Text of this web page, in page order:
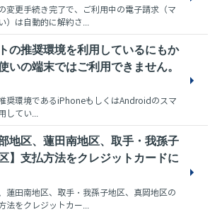
変更手続き完了で、ご利用中の電子請求（マ
）は自動的に解約さ...
の推奨環境を利用しているにもか
いの端末ではご利用できません。
奨環境であるiPhoneもしくはAndroidのスマ
してい...
地区、蓮田南地区、取手・我孫子
】支払方法をクレジットカードに
蓮田南地区、取手・我孫子地区、真岡地区の
法をクレジットカー...